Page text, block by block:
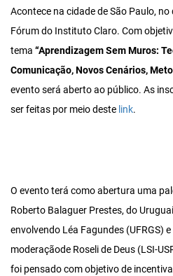
Acontece na cidade de São Paulo,
Fórum do Instituto Claro. Com
tema “Aprendizagem Sem Muros:
Comunicação, Novos Cenários,
evento será aberto ao público. As
ser feitas por meio deste link.
O evento terá como abertura uma
Roberto Balaguer Prestes, do
envolvendo Léa Fagundes (UFRGS)
moderaçãode Roseli de Deus (LSI-
foi pensado com objetivo de